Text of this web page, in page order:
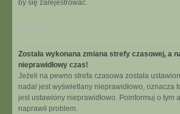
by się zarejestrować.
Została wykonana zmiana strefy czasowej, a
nieprawidłowy czas!
Jeżeli na pewno strefa czasowa została
nadal jest wyświetlany nieprawidłowo, oznacza
jest ustawiony nieprawidłowo. Poinformuj o tym
naprawił problem.